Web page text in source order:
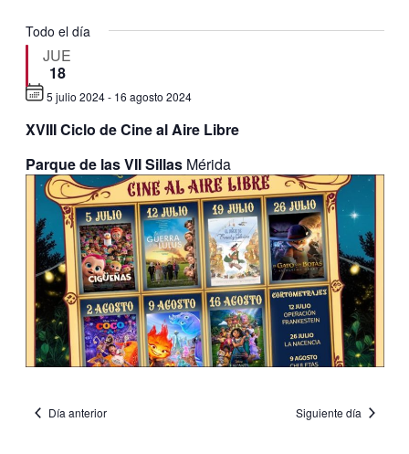
fecha.
Todo el día
JUE
18
XVIII Ciclo de Cine al Aire Libre
Destacado
5 julio 2024- 16 agosto 2024
Parque de las VII Sillas Mérida
Día anterior Siguiente día